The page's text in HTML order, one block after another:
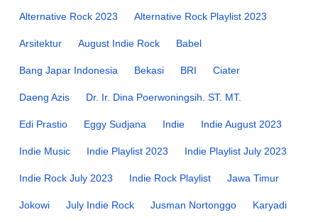
Alternative Rock 2023 Alternative Rock Playlist 2023
Arsitektur August Indie Rock Babel
Bang Japar Indonesia Bekasi BRI Ciater
Daeng Azis Dr. Ir. Dina Poerwoningsih. ST. MT.
Edi Prastio Eggy Sudjana Indie Indie August 2023
Indie Music Indie Playlist 2023 Indie Playlist July 2023
Indie Rock July 2023 Indie Rock Playlist Jawa Timur
Jokowi July Indie Rock Jusman Nortonggo Karyadi